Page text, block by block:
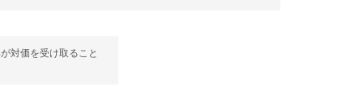
対価を受け取ること